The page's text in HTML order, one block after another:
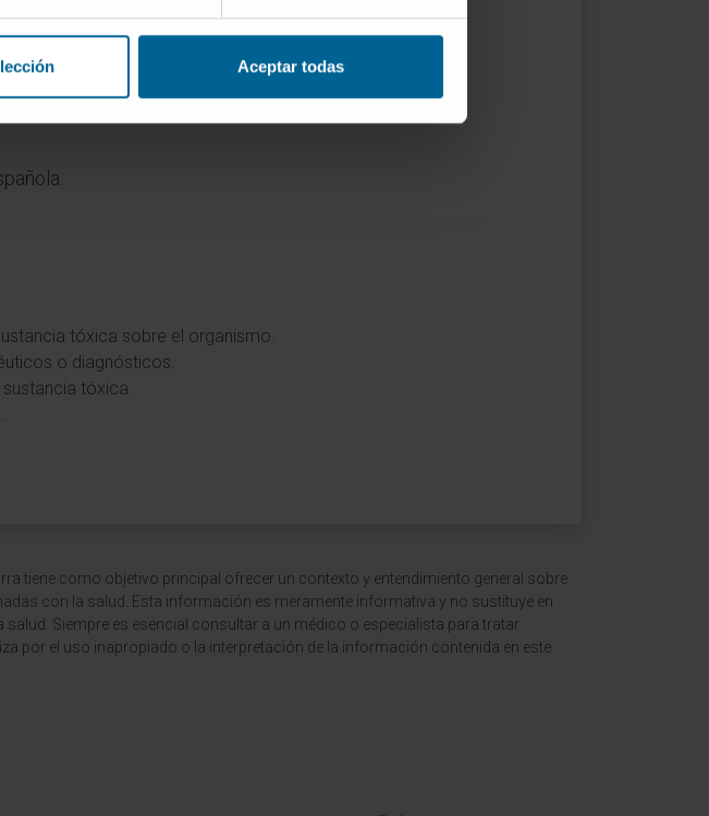
Aceptar todas
tóxica sobre el organismo.
o diagnósticos.
tóxica.
tiene como objetivo principal ofrecer un contexto y entendimiento general sobre
con la salud. Esta información es meramente informativa y no sustituye en
Siempre es esencial consultar a un médico o especialista para tratar
por el uso inapropiado o la interpretación de la información contenida en este